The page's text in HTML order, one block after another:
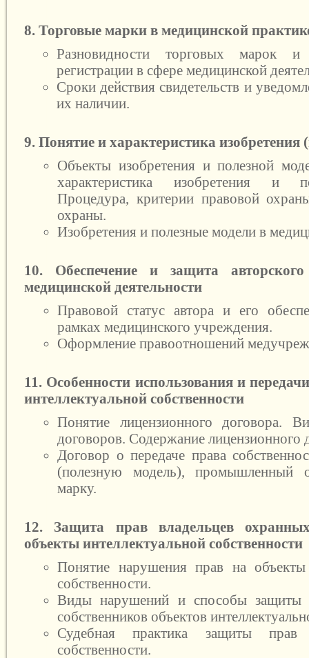
8. Торговые марки в медицинской
Разновидности торговых марок
регистрации в сфере медицинской
Сроки действия свидетельств и
их наличии.
9. Понятие и характеристика изобретения
Объекты изобретения и полезной
характеристика изобретения и
Процедура, критерии правовой
охраны.
Изобретения и полезные модели в
10. Обеспечение и защита
медицинской деятельности
Правовой статус автора и его
рамках медицинского учреждения.
Оформление правоотношений
11. Особенности использования и
интеллектуальной собственности
Понятие лицензионного договора.
договоров. Содержание лицензионного
Договор о передаче права
(полезную модель), промышленный
марку.
12. Защита прав владельцев
объекты интеллектуальной собственности
Понятие нарушения прав на объекты
собственности.
Виды нарушений и способы защиты
собственников объектов
Судебная практика защиты прав
собственности.